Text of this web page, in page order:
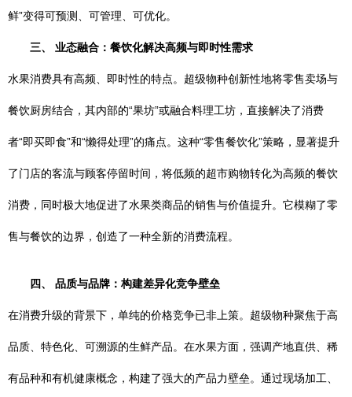
鲜”变得可预测、可管理、可优化。
三、 业态融合：餐饮化解决高频与即时性需求
水果消费具有高频、即时性的特点。超级物种创新性地将零售卖场与
餐饮厨房结合，其内部的“果坊”或融合料理工坊，直接解决了消费
者“即买即食”和“懒得处理”的痛点。这种“零售餐饮化”策略，显著提升
了门店的客流与顾客停留时间，将低频的超市购物转化为高频的餐饮
消费，同时极大地促进了水果类商品的销售与价值提升。它模糊了零
售与餐饮的边界，创造了一种全新的消费流程。
四、 品质与品牌：构建差异化竞争壁垒
在消费升级的背景下，单纯的价格竞争已非上策。超级物种聚焦于高
品质、特色化、可溯源的生鲜产品。在水果方面，强调产地直供、稀
有品种和有机健康概念，构建了强大的产品力壁垒。通过现场加工、